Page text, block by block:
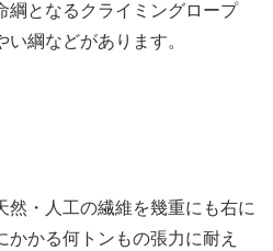
綱となるクライミングロープ
綱などがあります。
然・人工の繊維を幾重にも右に
かる何トンもの張力に耐え